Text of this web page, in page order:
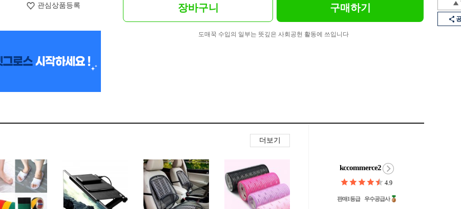
관심상품등록 장바구니 구매하기
도매꾹 수입의 일부는 뜻깊은 사회공헌 활동에 쓰입니다
더보기
kccommerce2
4.9
판매1등급 우수공급사